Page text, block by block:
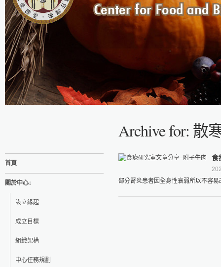
Archive for: 散
首頁
關於中心↓
設立緣起
成立目標
組織架構
中心任務規劃
食
部分腎炎患者因全身性衰弱所以不容